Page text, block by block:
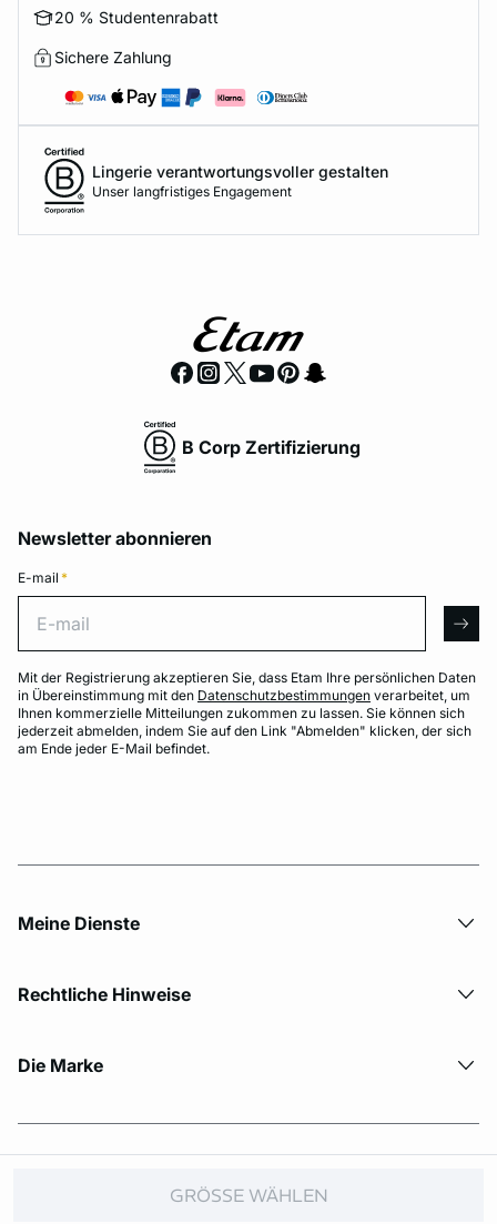
GRÖSSE WÄHLEN
20 % Studentenrabatt
Sichere Zahlung
Lingerie verantwortungsvoller gestalten
Unser langfristiges Engagement
B Corp Zertifizierung
Newsletter abonnieren
E-mail *
Mit der Registrierung akzeptieren Sie, dass Etam Ihre persönlichen Daten
in Übereinstimmung mit den Datenschutzbestimmungen verarbeitet, um
Ihnen kommerzielle Mitteilungen zukommen zu lassen. Sie können sich
jederzeit abmelden, indem Sie auf den Link "Abmelden" klicken, der sich
am Ende jeder E-Mail befindet.
Meine Dienste
Rechtliche Hinweise
Die Marke